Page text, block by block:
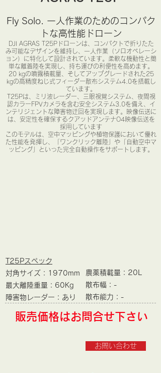
Fly Solo. 一人作業のためのコンパク
トな高性能ドローン
DJI AGRAS T25Pドローンは、コンパクトで折りたた
み可能なデザインを維持し、一人作業（ソロオペレーシ
ョン）に特化して設計されています。柔軟な機動性と簡
単な離着陸を実現し、持ち運びの利便性を高めます。
20 kgの噴霧積載量、そしてアップグレードされた25
kgの高精度ねじ式フィーダー散布システム4.0を搭載し
ています。
T25Pは、ミリ波レーダー、三眼視覚システム、夜間視
認カラーFPVカメラを含む安全システム3.0を備え、イ
ンテリジェントな障害物迂回を実現します。映像伝送に
は、安定性を確保するクアッドアンテナO4映像伝送を
採用しています
​ このモデルは、空中マッピングや植物保護において優れ
た性能を発揮し、「ワンクリック離陸」や「自動空中マ
ッピング」といった完全自動操作をサポートします。
T25Pスペック
対角サイズ：1970mm
最大離陸重量：60Kg
​障害物レーダー：あり
農薬積載量：20L
散布幅：-
​散布能力：-
​販売価格はお問合せ下さい
お問い合わせ